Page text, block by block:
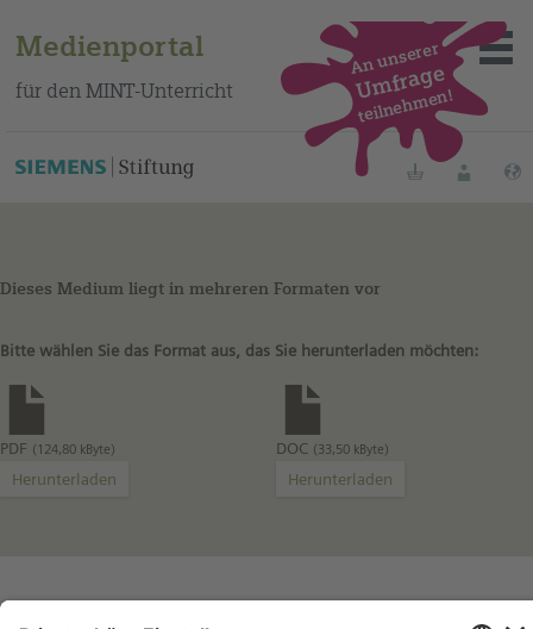
Medienportal
für den MINT-Unterricht
Über das Portal
Mediensuche
Fortbildungen
Merklisten
An unserer
Umfrage
teilnehmen!
Dieses Medium liegt in mehreren Formaten vor
Bitte wählen Sie das Format aus, das Sie herunterladen möchten:
PDF (124,80 kByte) DOC (33,50 kByte)